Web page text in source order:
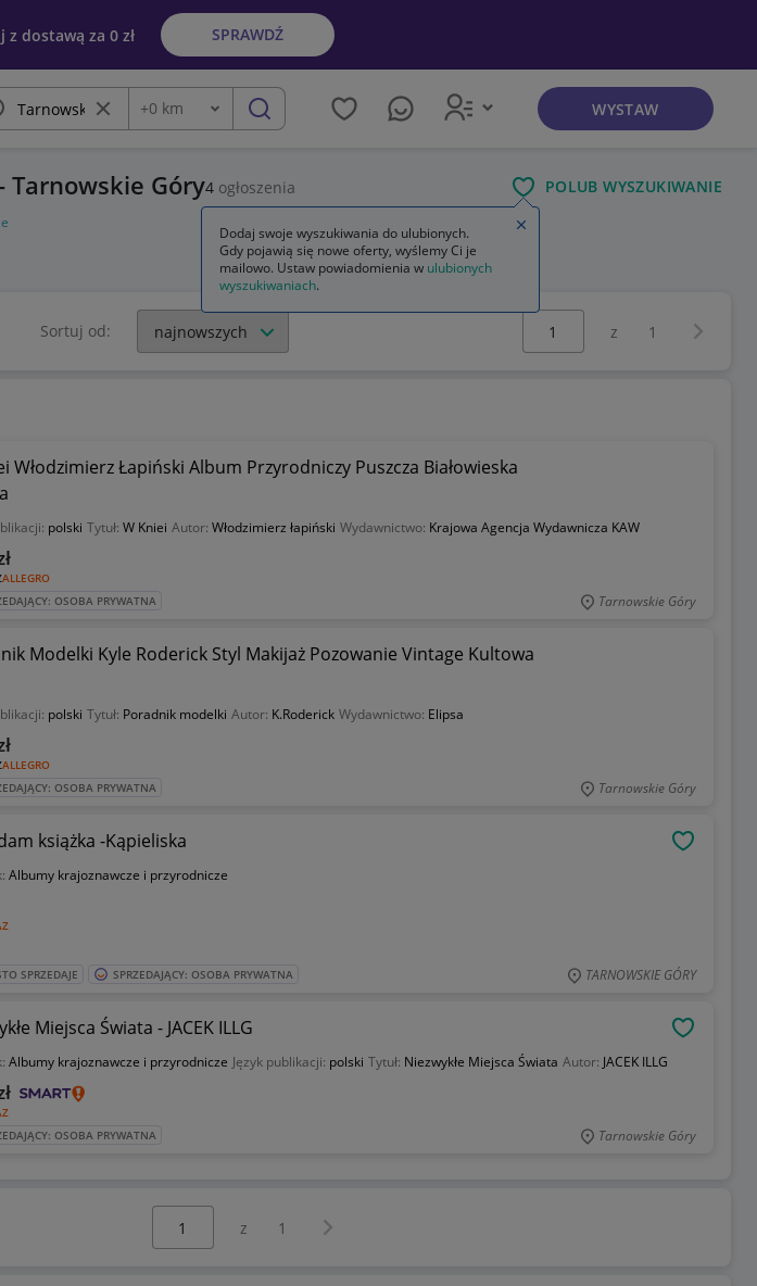
dostawą za 0 zł SPRAWDŹ
Wyczyść frazę
Odległość
+0 km szukaj WYSTAW
Góry4 ogłoszenia POLUB WYSZUKIWANIE
Sortuj od:
Wybierz stronę:
z 1
Włodzimierz Łapiński Album Przyrodniczy Puszcza Białowieska
polski Tytuł: W Kniei Autor: Włodzimierz łapiński Wydawnictwo: Krajowa Agencja Wydawnicza KAW
ALLEGRO
OSOBA PRYWATNA Tarnowskie Góry
Modelki Kyle Roderick Styl Makijaż Pozowanie Vintage Kultowa
polski Tytuł: Poradnik modelki Autor: K.Roderick Wydawnictwo: Elipsa
ALLEGRO
OSOBA PRYWATNA Tarnowskie Góry
książka -Kąpieliska
Albumy krajoznawcze i przyrodnicze
SPRZEDAJE SPRZEDAJĄCY: OSOBA PRYWATNA TARNOWSKIE GÓRY
Miejsca Świata - JACEK ILLG
Albumy krajoznawcze i przyrodnicze Język publikacji: polski Tytuł: Niezwykłe Miejsca Świata Autor: JACEK ILLG
OSOBA PRYWATNA Tarnowskie Góry
z 1 Następna strona
Dodaj swoje wyszukiwania do ulubionych.
Gdy pojawią się nowe oferty, wyślemy Ci je
mailowo. Ustaw powiadomienia w ulubionych
wyszukiwaniach.
Zamknij wskazówkę